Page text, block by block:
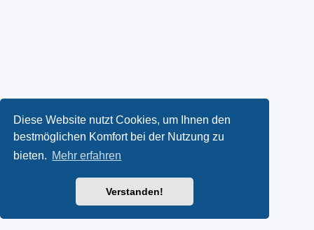
Diese Website nutzt Cookies, um Ihnen den
bestmöglichen Komfort bei der Nutzung zu
bieten. Mehr erfahren
Verstanden!